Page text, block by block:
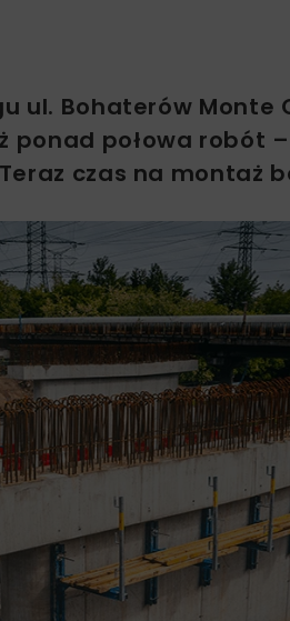
ul. Bohaterów Monte
ponad połowa robót
czas na montaż